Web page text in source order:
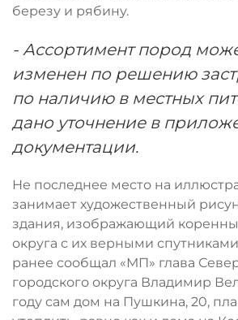
березу и рябину.
- Ассортимент пород
изменен по решению
по наличию в местных
дано уточнение в
документации.
Не последнее место на
занимает художественный
здания, изображающий
округа с их верными
ранее сообщал «МП» глава
городского округа Владимир
году сам дом на Пушкина, 20,